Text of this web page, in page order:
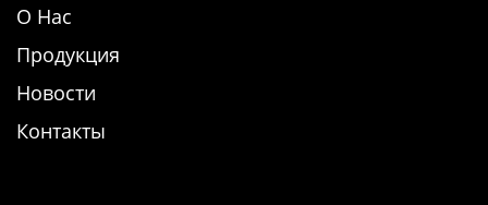
О Нас
Продукция
Новости
Контакты